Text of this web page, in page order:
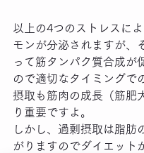
以上の4つのストレスに
モンが分泌されますが、
って筋タンパク質合成が
ので適切なタイミングで
摂取も筋肉の成長（筋肥
り重要ですよ。
しかし、過剰摂取は脂肪
がりますのでダイエット